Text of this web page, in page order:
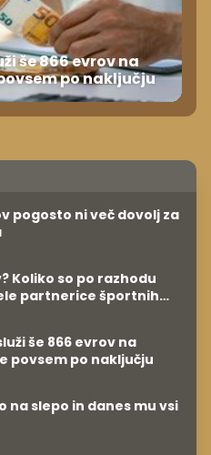
še 866 evrov na
po naključju
pogosto ni več dovolj za
Koliko so po razhodu
partnerice športnih
še 866 evrov na
povsem po naključju
na slepo in danes mu vsi